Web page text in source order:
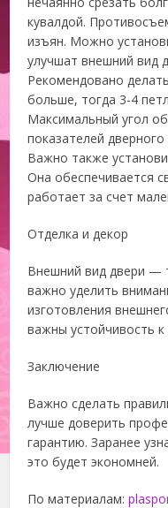
кувалдой.
изъян. Можно
улучшат внешний вид
Рекомендовано
больше, тогда 3-4
Максимальный угол
показателей дверного
Важно также
Она обеспечивается
работает за счет
Отделка и декор
Внешний вид двери —
важно уделить
изготовления
важны устойчивость
Заключение
Важно сделать
лучше доверить
гарантию. Заранее
это будет экономней.
По материалам: